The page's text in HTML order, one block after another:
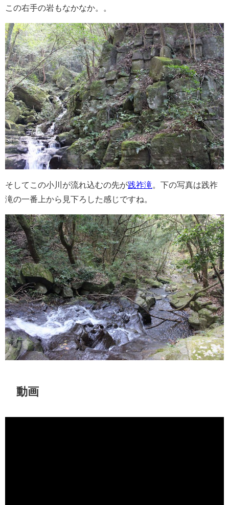
この右手の岩もなかなか。。
そしてこの小川が流れ込むの先が践祚滝 。下の写真は践祚
滝の一番上から見下ろした感じですね。
動画